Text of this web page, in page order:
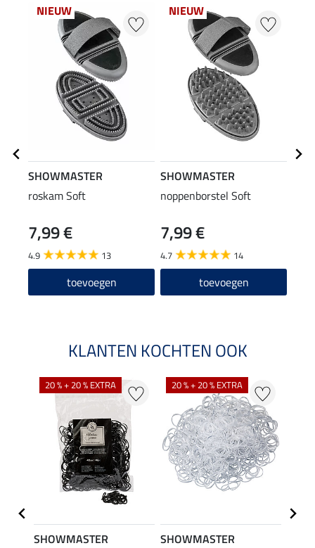
NIEUW
SHOWMASTER
roskam Soft
7,99 €
4.9 13
toevoegen
NIEUW
SHOWMASTER
noppenborstel Soft
7,99 €
4.7 14
toevoegen
KLANTEN KOCHTEN OOK
20 % + 20 % EXTRA
SHOWMASTER
20 % + 20 % EXTRA
SHOWMASTER